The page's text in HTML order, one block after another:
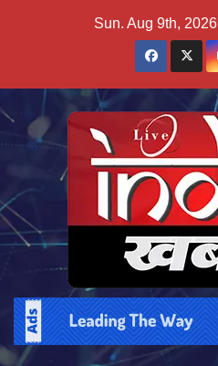
Sun. Aug 9th, 2026